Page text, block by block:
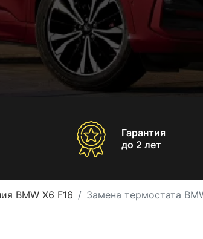
Гарантия
до 2 лет
BMW X6 F16 Замена термостата